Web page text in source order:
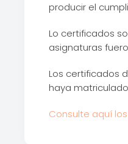
producir el
Lo certificados
asignaturas
Los certificados
haya
Consulte aquí